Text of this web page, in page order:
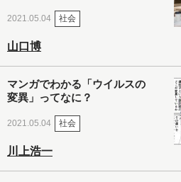
2021.05.04 社会
山口博
マンガでわかる「ウイルスの
変異」ってなに？
2021.05.04 社会
川上浩一